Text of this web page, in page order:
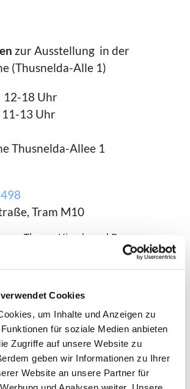
Cookies
um Inhalte und Anzeigen zu
für soziale Medien anbieten
Zugriffe auf unsere Website zu
geben wir Informationen zu Ihrer
Website an unsere Partner für
zur Ausstellung in der
(Thusnelda-Alle 1)
18 Uhr
13 Uhr
Thusnelda-Allee 1
Tram M10
Thema Hirsch und Bezug zum
zu erfassen,
als malerische
und insofern auf die
Nie galt dabei
rein menschliche
sondern als durchaus
wenn nicht generell